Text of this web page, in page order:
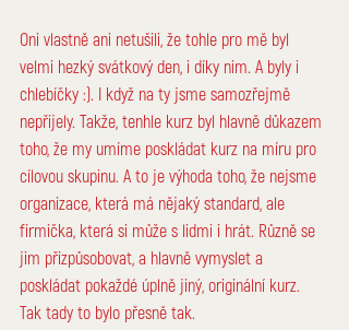
Oni vlastně ani netušili, že tohle pro mě byl
velmi hezký svátkový den, i díky nim. A byly i
chlebíčky :). I když na ty jsme samozřejmě
nepřijely. Takže, tenhle kurz byl hlavně důkazem
toho, že my umíme poskládat kurz na míru pro
cílovou skupinu. A to je výhoda toho, že nejsme
organizace, která má nějaký standard, ale
firmička, která si může s lidmi i hrát. Různě se
jim přizpůsobovat, a hlavně vymyslet a
poskládat pokaždé úplně jiný, originální kurz.
Tak tady to bylo přesně tak.